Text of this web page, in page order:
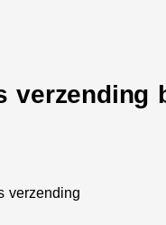
verzending
verzending